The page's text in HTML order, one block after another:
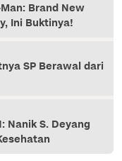
Brand New
Ini Buktinya!
SP Berawal dari
Nanik S. Deyang